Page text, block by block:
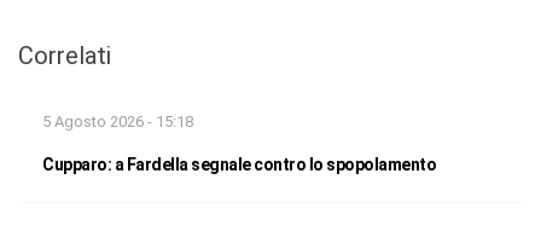
Correlati
5 Agosto 2026 - 15:18
Cupparo: a Fardella segnale contro lo spopolamento